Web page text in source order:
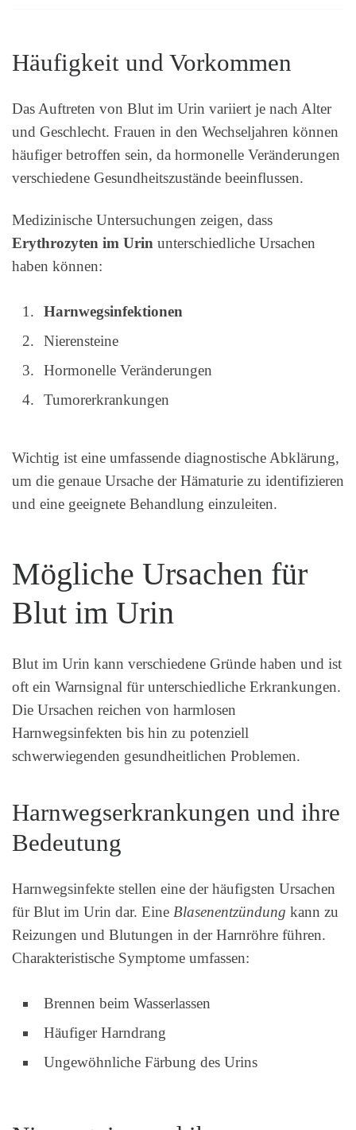
Häufigkeit und Vorkommen
Das Auftreten von Blut im Urin variiert je nach Alter
und Geschlecht. Frauen in den Wechseljahren können
häufiger betroffen sein, da hormonelle Veränderungen
verschiedene Gesundheitszustände beeinflussen.
Medizinische Untersuchungen zeigen, dass
Erythrozyten im Urin unterschiedliche Ursachen
haben können:
Harnwegsinfektionen
Nierensteine
Hormonelle Veränderungen
Tumorerkrankungen
Wichtig ist eine umfassende diagnostische Abklärung,
um die genaue Ursache der Hämaturie zu identifizieren
und eine geeignete Behandlung einzuleiten.
Mögliche Ursachen für
Blut im Urin
Blut im Urin kann verschiedene Gründe haben und ist
oft ein Warnsignal für unterschiedliche Erkrankungen.
Die Ursachen reichen von harmlosen
Harnwegsinfekten bis hin zu potenziell
schwerwiegenden gesundheitlichen Problemen.
Harnwegserkrankungen und ihre
Bedeutung
Harnwegsinfekte stellen eine der häufigsten Ursachen
für Blut im Urin dar. Eine Blasenentzündung kann zu
Reizungen und Blutungen in der Harnröhre führen.
Charakteristische Symptome umfassen:
Brennen beim Wasserlassen
Häufiger Harndrang
Ungewöhnliche Färbung des Urins